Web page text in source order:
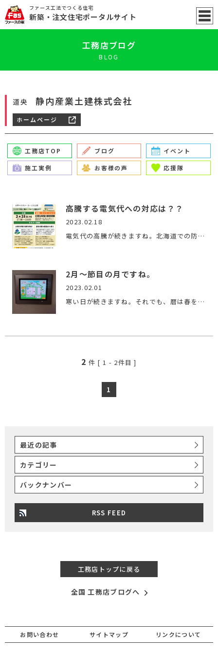
ファース工法でつくる住宅
新築 ・注文住宅ポータルサイト
工務店ブログ
BLOG
道央 静内産業土建株式会社
ホームページ
工務店TOP ブログ イベント
施工実例 お客様の声 応援隊
高騰する電気代への対応は？？
2023.02.18
電気代の高騰が続きますね。北海道での防寒対策で、雪の日照不…
2月～節目の月ですね。
2023.02.01
寒い日が続きますね。それでも、暦は春を迎える月に成ります。…
2 件 [1 - 2件目 ]
1
最近の記事
カテゴリー
バックナンバー
RSS FEED
工務店トップに戻る
全国 工務店ブログへ
お問い合わせ サイトマップ リンクについて